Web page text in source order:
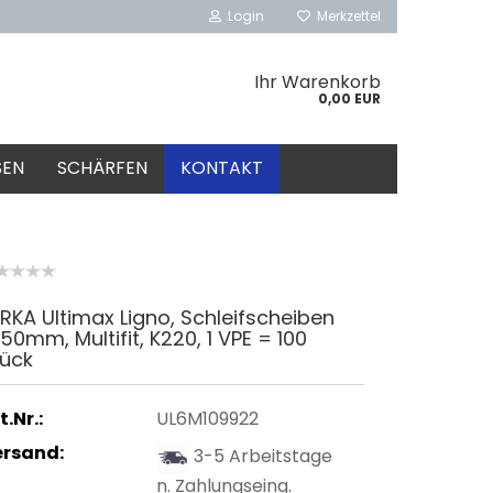
Login Merkzettel
Ihr Warenkorb
0,00 EUR
SCHÄRFEN KONTAKT
Ultimax Ligno, Schleifscheiben
Multifit, K220, 1 VPE = 100
UL6M109922
3-5 Arbeitstage
n. Zahlungseing.